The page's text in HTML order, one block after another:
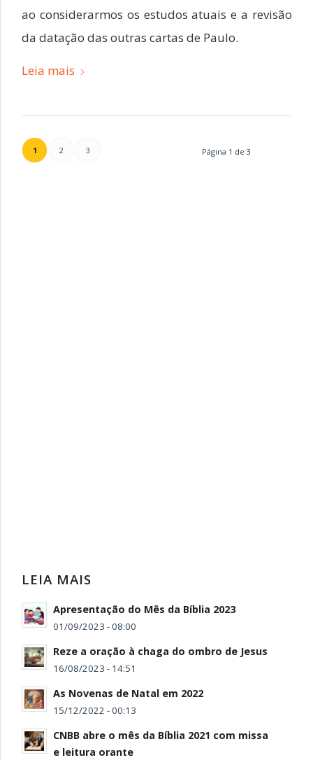
ao considerarmos os estudos atuais e a revisão
da datação das outras cartas de Paulo.
Leia mais
Página 1 de 3
1 2 3
LEIA MAIS
Apresentação do Mês da Bíblia 2023
01/09/2023 - 08:00
Reze a oração à chaga do ombro de Jesus
16/08/2023 - 14:51
As Novenas de Natal em 2022
15/12/2022 - 00:13
CNBB abre o mês da Bíblia 2021 com missa
e leitura orante